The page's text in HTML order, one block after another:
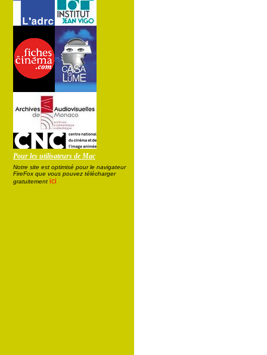
Pour les utilisateurs de Mac
Notre site est optimisé pour le navigateur
FireFox que vous pouvez télécharger
gratuitement ici